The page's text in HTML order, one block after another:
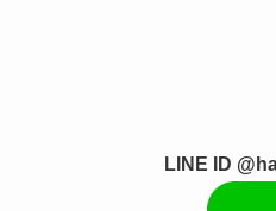
LINE ID